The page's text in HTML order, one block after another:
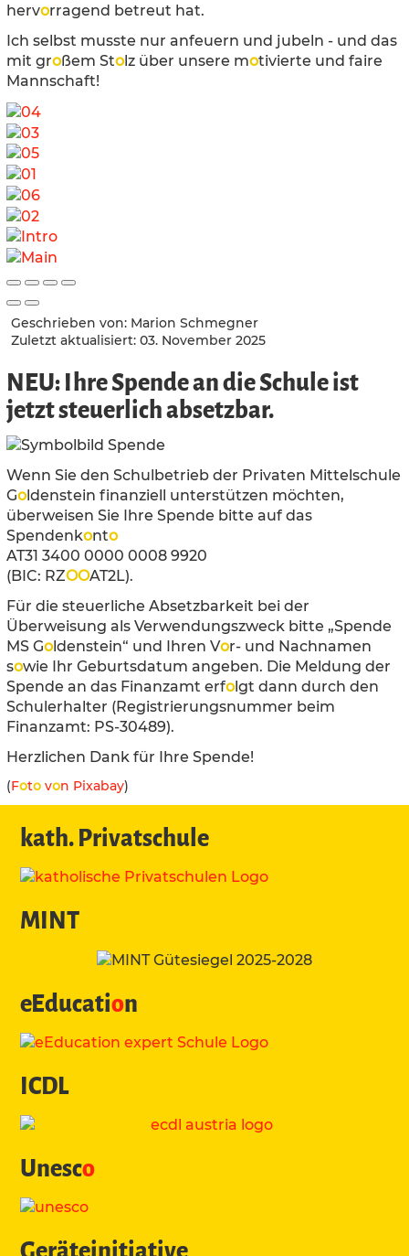
hervorragend betreut hat.
Ich selbst musste nur anfeuern und jubeln - und das
mit großem Stolz über unsere motivierte und faire
Mannschaft!
Geschrieben von: Marion Schmegner
Zuletzt aktualisiert: 03. November 2025
NEU: Ihre Spende an die Schule ist
jetzt steuerlich absetzbar.
Wenn Sie den Schulbetrieb der Privaten Mittelschule
Goldenstein finanziell unterstützen möchten,
überweisen Sie Ihre Spende bitte auf das
Spendenkonto
AT31 3400 0000 0008 9920
(BIC: RZOOAT2L).
Für die steuerliche Absetzbarkeit bei der
Überweisung als Verwendungszweck bitte „Spende
MS Goldenstein“ und Ihren Vor- und Nachnamen
sowie Ihr Geburtsdatum angeben. Die Meldung der
Spende an das Finanzamt erfolgt dann durch den
Schulerhalter (Registrierungsnummer beim
Finanzamt: PS-30489).
Herzlichen Dank für Ihre Spende!
(Foto von Pixabay)
kath. Privatschule
MINT
eEducation
ICDL
Unesco